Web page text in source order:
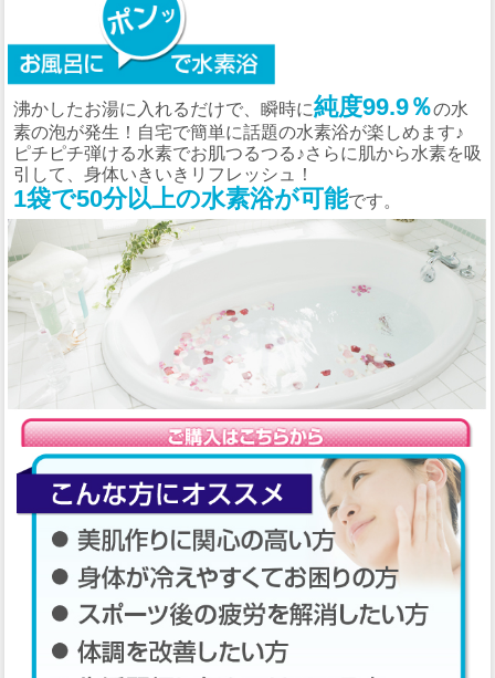
沸かしたお湯に入れるだけで、瞬時に純度99.9％の水
素の泡が発生！自宅で簡単に話題の水素浴が楽しめます♪
ピチピチ弾ける水素でお肌つるつる♪さらに肌から水素を吸
引して、身体いきいきリフレッシュ！
1袋で50分以上の水素浴が可能です。